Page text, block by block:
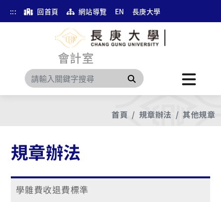
::: 回首頁 網站導覽 EN 長庚大學
會計室
搜尋
首頁 規章辦法 其他規章
規章辦法
學雜費收退費標準